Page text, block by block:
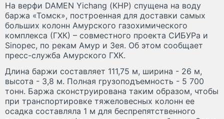
На верфи DAMEN Yichang (КНР) спущена на воду
баржа «Томск», построенная для доставки самых
больших колонн Амурского газохимического
комплекса (ГХК) – совместного проекта СИБУРа и
Sinopec, по рекам Амур и Зея. Об этом сообщает
пресс-служба Амурского ГХК.
Длина баржи составляет 111,75 м, ширина - 26 м,
высота - 3,8 м. Полная грузоподъемность - 5 700
тонн. Баржа сконструирована таким образом, чтобы
при транспортировке тяжеловесных колонн ее
осадка составляла 1 м для беспрепятственного